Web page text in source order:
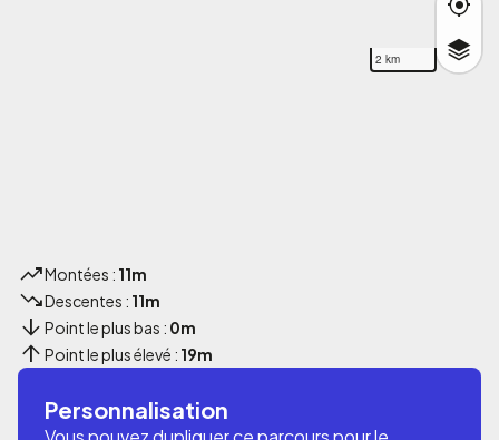
2 km
Montées : 11m
Descentes : 11m
Point le plus bas : 0m
Point le plus élevé : 19m
Personnalisation